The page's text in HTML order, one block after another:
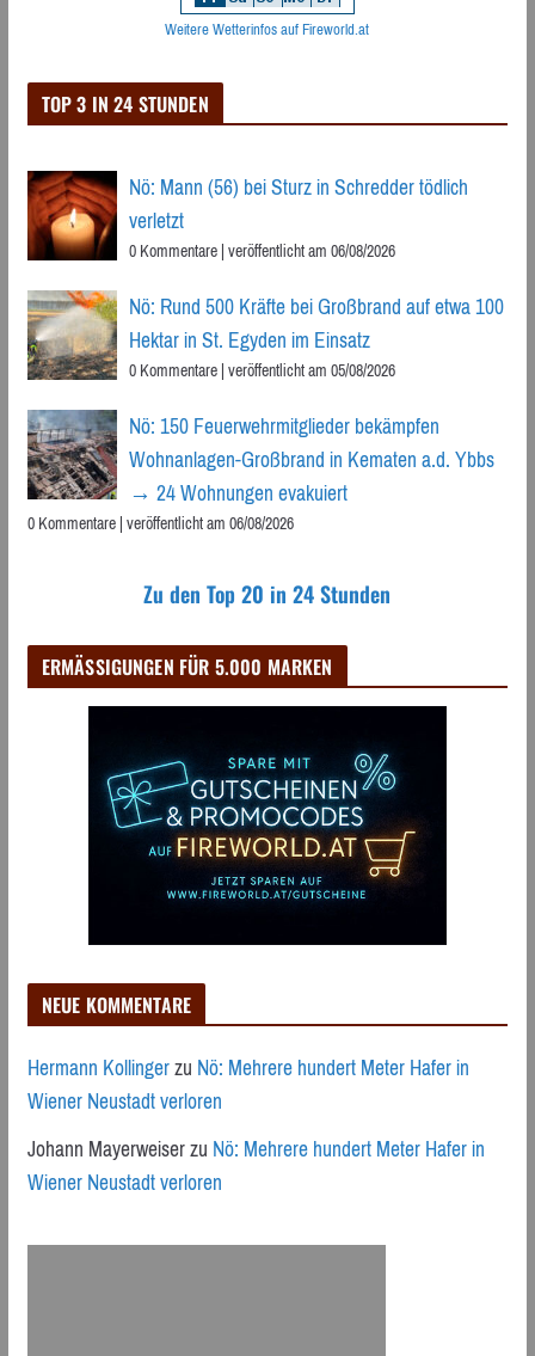
Weitere Wetterinfos auf Fireworld.at
TOP 3 IN 24 STUNDEN
Nö: Mann (56) bei Sturz in Schredder tödlich
verletzt
0 Kommentare|veröffentlicht am 06/08/2026
Nö: Rund 500 Kräfte bei Großbrand auf etwa 100
Hektar in St. Egyden im Einsatz
0 Kommentare|veröffentlicht am 05/08/2026
Nö: 150 Feuerwehrmitglieder bekämpfen
Wohnanlagen-Großbrand in Kematen a.d. Ybbs
→ 24 Wohnungen evakuiert
0 Kommentare|veröffentlicht am 06/08/2026
Zu den Top 20 in 24 Stunden
ERMÄSSIGUNGEN FÜR 5.000 MARKEN
NEUE KOMMENTARE
Hermann KollingerzuNö: Mehrere hundert Meter Hafer in
Wiener Neustadt verloren
Johann MayerweiserzuNö: Mehrere hundert Meter Hafer in
Wiener Neustadt verloren